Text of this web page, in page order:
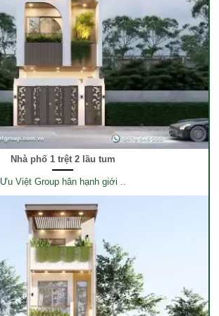
Nhà phố 1 trệt 2 lầu tum
Ưu Việt Group hân hạnh giới ..